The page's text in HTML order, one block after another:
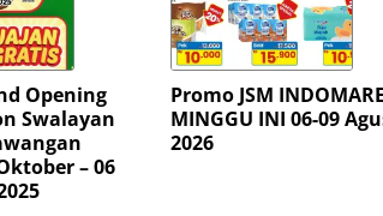
Opening
Swalayan
– 06
Promo JSM
MINGGU INI 06-09
2026